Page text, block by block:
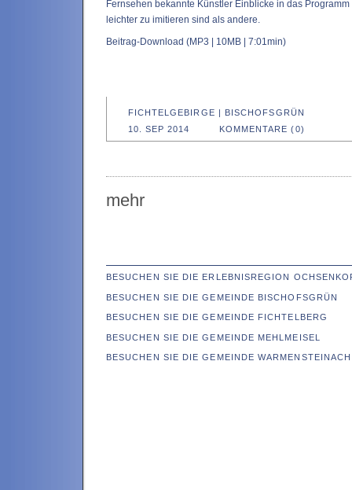
Fernsehen bekannte Künstler Einblicke in das
leichter zu imitieren sind als andere.
Beitrag-Download (MP3 | 10MB | 7:01min)
FICHTELGEBIRGE
BISCHOFSGRÜN
10. SEP 2014
KOMMENTARE (0)
mehr
BESUCHEN SIE DIE ERLEBNISREGION
BESUCHEN SIE DIE GEMEINDE BISCHOFSGRÜN
BESUCHEN SIE DIE GEMEINDE FICHTELBERG
BESUCHEN SIE DIE GEMEINDE MEHLMEISEL
BESUCHEN SIE DIE GEMEINDE WARMENSTEINACH